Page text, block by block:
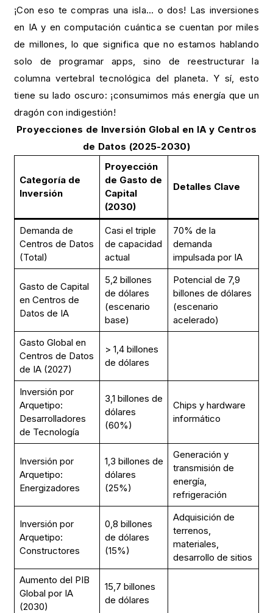
¡Con eso te compras una isla… o dos! Las inversiones
en IA y en computación cuántica se cuentan por miles
de millones, lo que significa que no estamos hablando
solo de programar apps, sino de reestructurar la
columna vertebral tecnológica del planeta. Y sí, esto
tiene su lado oscuro: ¡consumimos más energía que un
dragón con indigestión!
Proyecciones de Inversión Global en IA y Centros
de Datos (2025-2030)
Categoría de
Inversión
Proyección
de Gasto de
Capital
(2030)
Detalles Clave
Demanda de
Centros de Datos
(Total)
Casi el triple
de capacidad
actual
70% de la
demanda
impulsada por IA
Gasto de Capital
en Centros de
Datos de IA
5,2 billones
de dólares
(escenario
base)
Potencial de 7,9
billones de dólares
(escenario
acelerado)
Gasto Global en
Centros de Datos
de IA (2027)
> 1,4 billones
de dólares
Inversión por
Arquetipo:
Desarrolladores
de Tecnología
3,1 billones de
dólares
(60%)
Chips y hardware
informático
Inversión por
Arquetipo:
Energizadores
1,3 billones de
dólares
(25%)
Generación y
transmisión de
energía,
refrigeración
Inversión por
Arquetipo:
Constructores
0,8 billones
de dólares
(15%)
Adquisición de
terrenos,
materiales,
desarrollo de sitios
Aumento del PIB
Global por IA
(2030)
15,7 billones
de dólares